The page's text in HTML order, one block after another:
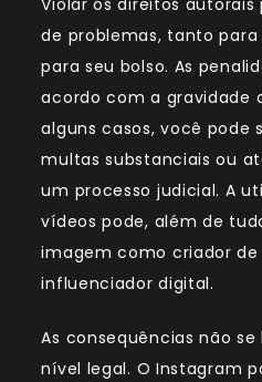
Violar os direitos
de problemas, tanto
para seu bolso. As
acordo com a gravidade
alguns casos, você pode
multas substanciais ou
um processo judicial. A
vídeos pode, além de
imagem como criador
influenciador digital.
As consequências não
nível legal. O Instagram